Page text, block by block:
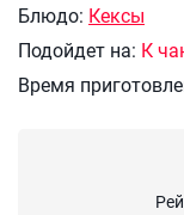
Блюдо: Кексы
Подойдет на: К
Время